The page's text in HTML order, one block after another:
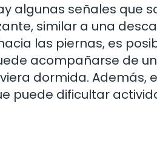
algunas señales que
similar a una
las piernas, es
acompañarse de
dormida. Además,
puede dificultar